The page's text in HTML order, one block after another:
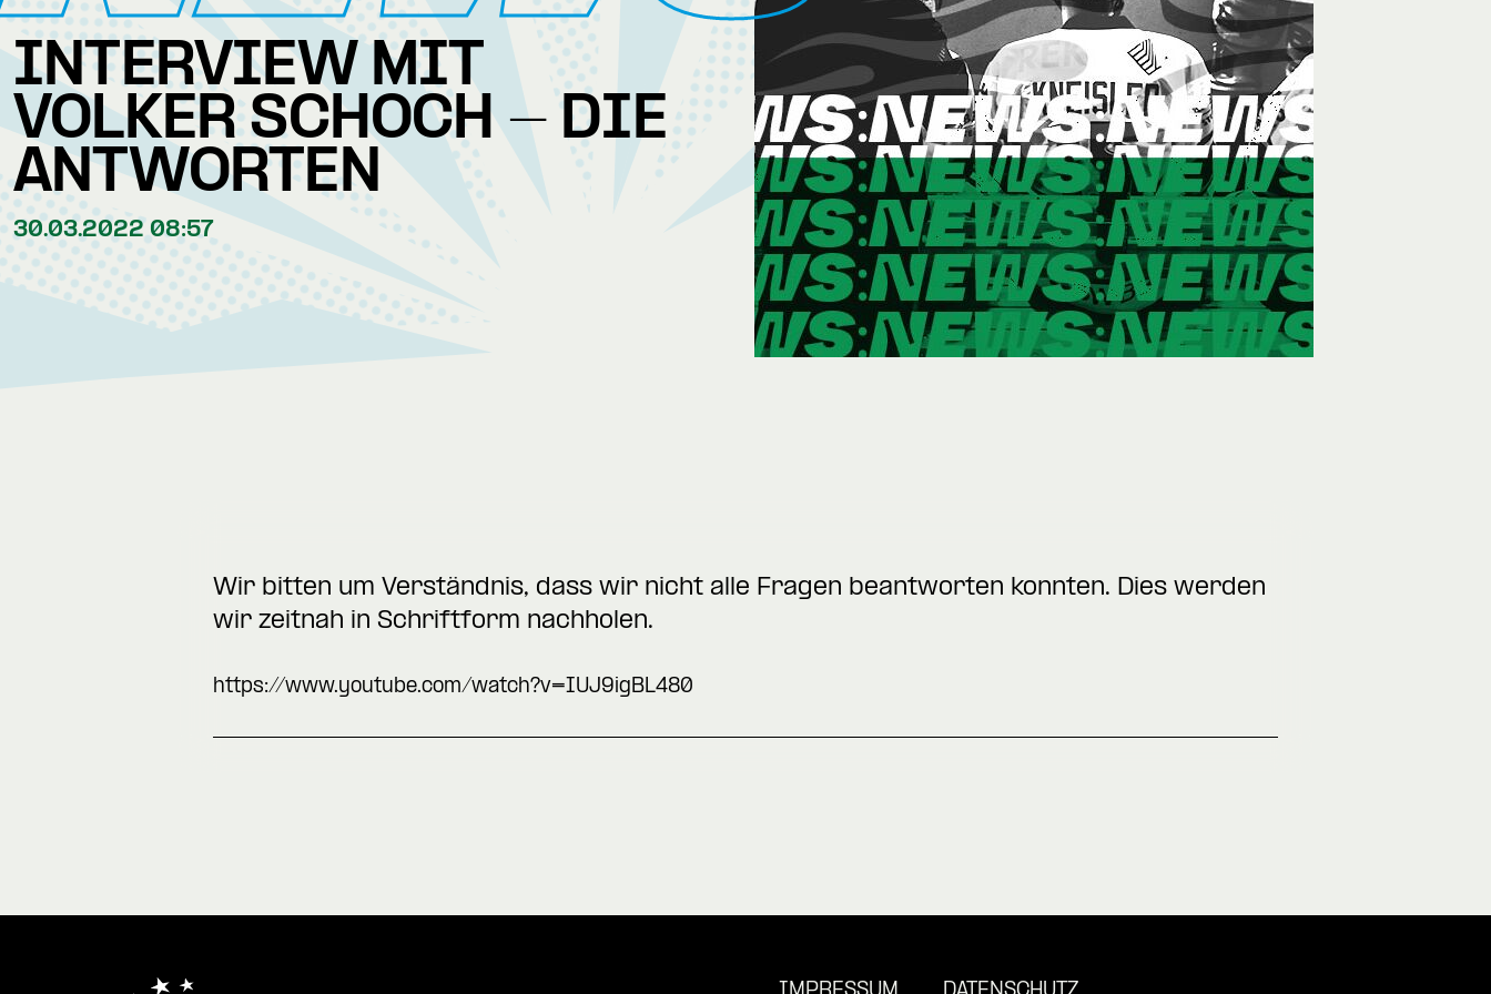
INTERVIEW MIT
VOLKER SCHOCH - DIE
ANTWORTEN
30.03.2022 08:57
Wir bitten um Verständnis, dass wir nicht alle Fragen beantworten konnten. Dies werden
wir zeitnah in Schriftform nachholen.
https://www.youtube.com/watch?v=IUJ9igBL480